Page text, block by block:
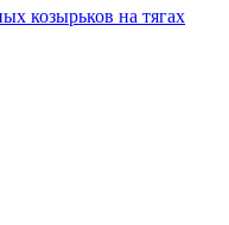
козырьков на тягах